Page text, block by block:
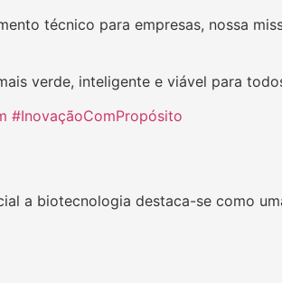
técnico para empresas, nossa
verde, inteligente e viável para
#InovaçãoComPropósito
a biotecnologia destaca-se como